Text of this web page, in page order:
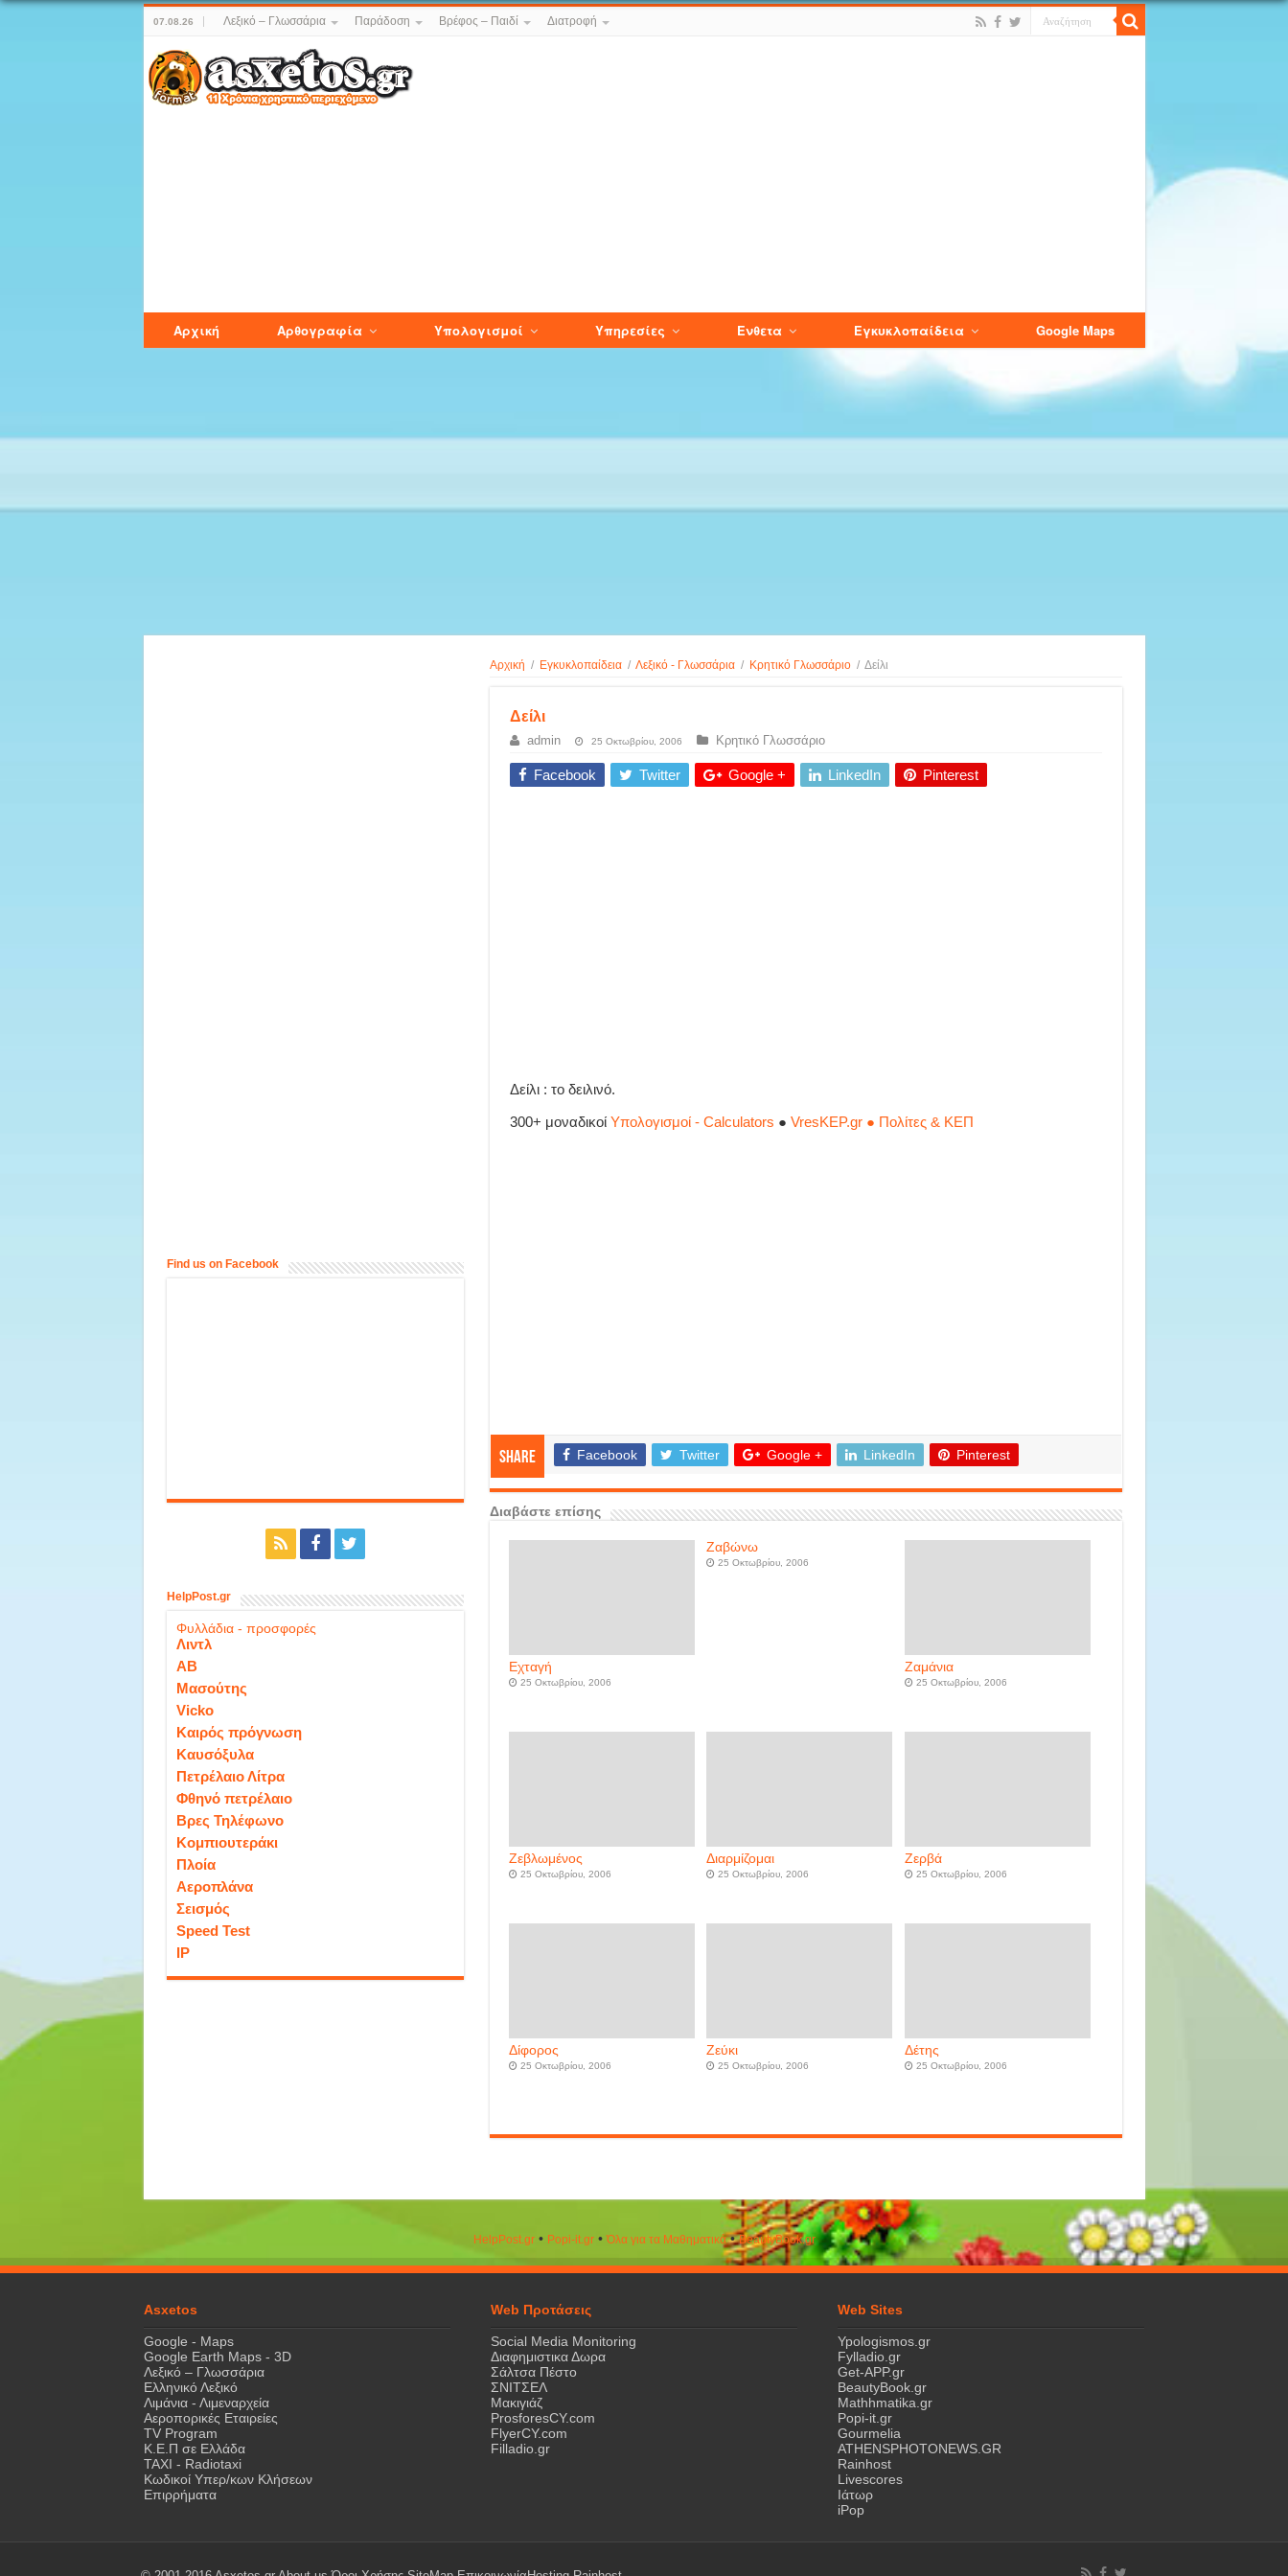
07.08.26 Λεξικό – Γλωσσάρια Παράδοση Βρέφος – Παιδί Διατροφή
Αρχική Αρθογραφία Υπολογισμοί Υπηρεσίες Ενθετα Εγκυκλοπαίδεια Google Maps
Αρχική / Εγκυκλοπαίδεια / Λεξικό - Γλωσσάρια / Κρητικό Γλωσσάριο / Δείλι
Δείλι
admin 25 Οκτωβρίου, 2006 Κρητικό Γλωσσάριο
Facebook Twitter Google + LinkedIn Pinterest
Δείλι : το δειλινό.
300+ μοναδικοί Υπολογισμοί - Calculators ● VresKEP.gr ● Πολίτες & ΚΕΠ
Share Facebook Twitter Google + LinkedIn Pinterest
Διαβάστε επίσης
Εχταγή
25 Οκτωβρίου, 2006
Ζαβώνω
25 Οκτωβρίου, 2006
Ζαμάνια
25 Οκτωβρίου, 2006
Ζεβλωμένος
25 Οκτωβρίου, 2006
Διαρμίζομαι
25 Οκτωβρίου, 2006
Ζερβά
25 Οκτωβρίου, 2006
Δίφορος
25 Οκτωβρίου, 2006
Ζεύκι
25 Οκτωβρίου, 2006
Δέτης
25 Οκτωβρίου, 2006
Find us on Facebook
HelpPost.gr
Φυλλάδια - προσφορές
Λιντλ
ΑΒ
Μασούτης
Vicko
Καιρός πρόγνωση
Καυσόξυλα
Πετρέλαιο Λίτρα
Φθηνό πετρέλαιο
Βρες Τηλέφωνο
Κομπιουτεράκι
Πλοία
Αεροπλάνα
Σεισμός
Speed Test
IP
HelpPost.gr• Popi-it.gr•Όλα για τα Μαθηματικά•ΒeautyΒook.gr
Asxetos
Google - Maps
Google Earth Maps - 3D
Λεξικό – Γλωσσάρια
Ελληνικό Λεξικό
Λιμάνια - Λιμεναρχεία
Αεροπορικές Εταιρείες
TV Program
Κ.Ε.Π σε Ελλάδα
ΤΑΧΙ - Radiotaxi
Κωδικοί Υπερ/κων Κλήσεων
Επιρρήματα
Web Προτάσεις
Social Media Monitoring
Διαφημιστικα Δωρα
Σάλτσα Πέστο
ΣΝΙΤΣΕΛ
Μακιγιάζ
ProsforesCY.com
FlyerCY.com
Filladio.gr
Web Sites
Ypologismos.gr
Fylladio.gr
Get-APP.gr
BeautyBook.gr
Mathhmatika.gr
Popi-it.gr
Gourmelia
ATHENSPHOTONEWS.GR
Rainhost
Livescores
Ιάτωρ
iPop